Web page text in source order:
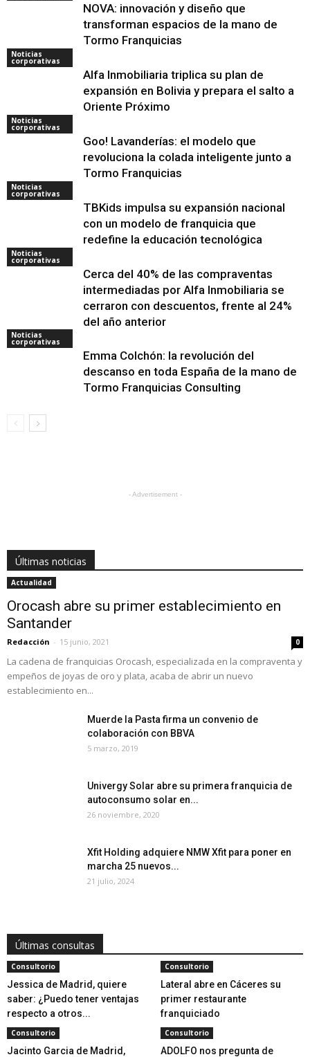
NOVA: innovación y diseño que
transforman espacios de la mano de
Tormo Franquicias
Noticias
corporativas
Alfa Inmobiliaria triplica su plan de
expansión en Bolivia y prepara el salto a
Oriente Próximo
Noticias
corporativas
Goo! Lavanderías: el modelo que
revoluciona la colada inteligente junto a
Tormo Franquicias
Noticias
corporativas
TBKids impulsa su expansión nacional
con un modelo de franquicia que
redefine la educación tecnológica
Noticias
corporativas
Cerca del 40% de las compraventas
intermediadas por Alfa Inmobiliaria se
cerraron con descuentos, frente al 24%
del año anterior
Noticias
corporativas
Emma Colchón: la revolución del
descanso en toda España de la mano de
Tormo Franquicias Consulting
- Advertisement -
Últimas noticias
Actualidad
Orocash abre su primer establecimiento en
Santander
Redacción - 15 junio, 2021 0
La cadena de franquicias Orocash, especializada en la compraventa y
empeños de joyas de oro y plata, acaba de abrir un nuevo
establecimiento en...
Muerde la Pasta firma un convenio de
colaboración con BBVA
5 marzo, 2019
Univergy Solar abre su primera franquicia de
autoconsumo solar en...
26 noviembre, 2020
Xfit Holding adquiere NMW Xfit para poner en
marcha 25 nuevos...
21 julio, 2024
Últimas consultas
Consultorio
Jessica de Madrid, quiere
saber: ¿Puedo tener ventajas
respecto a otros...
Consultorio
Lateral abre en Cáceres su
primer restaurante
franquiciado
Consultorio
Jacinto Garcia de Madrid,
Consultorio
ADOLFO nos pregunta de